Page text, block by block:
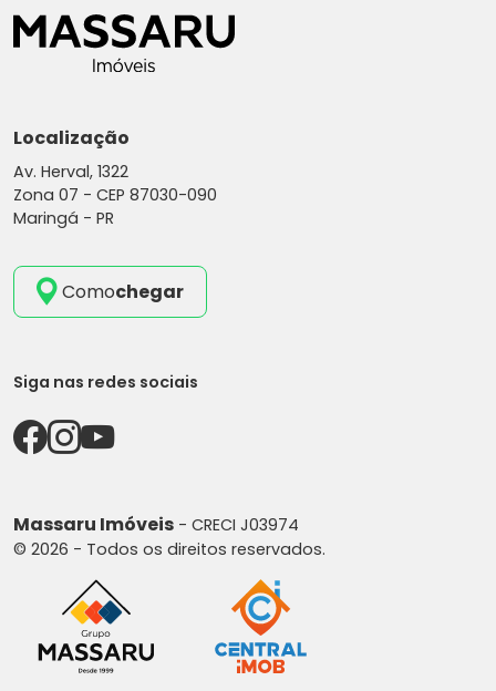
Localização
Av. Herval, 1322
Zona 07 - CEP 87030-090
Maringá - PR
Comochegar
Siga nas redes sociais
Massaru Imóveis - CRECI J03974
© 2026 - Todos os direitos reservados.